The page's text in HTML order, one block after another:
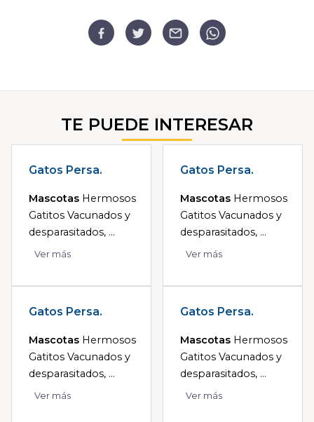
TE PUEDE INTERESAR
Gatos Persa.
Mascotas Hermosos
Gatitos Vacunados y
desparasitados, ...
Ver más
Gatos Persa.
Mascotas Hermosos
Gatitos Vacunados y
desparasitados, ...
Ver más
Gatos Persa.
Mascotas Hermosos
Gatitos Vacunados y
desparasitados, ...
Ver más
Gatos Persa.
Mascotas Hermosos
Gatitos Vacunados y
desparasitados, ...
Ver más